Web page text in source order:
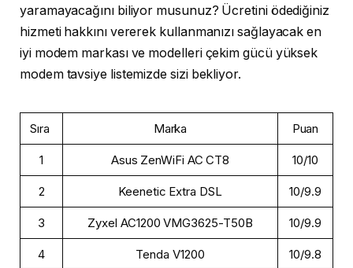
yaramayacağını biliyor musunuz? Ücretini ödediğiniz
hizmeti hakkını vererek kullanmanızı sağlayacak en
iyi modem markası ve modelleri çekim gücü yüksek
modem tavsiye listemizde sizi bekliyor.
Sıra Marka Puan
1 Asus ZenWiFi AC CT8 10/10
2 Keenetic Extra DSL 10/9.9
3 Zyxel AC1200 VMG3625-T50B 10/9.9
4 Tenda V1200 10/9.8